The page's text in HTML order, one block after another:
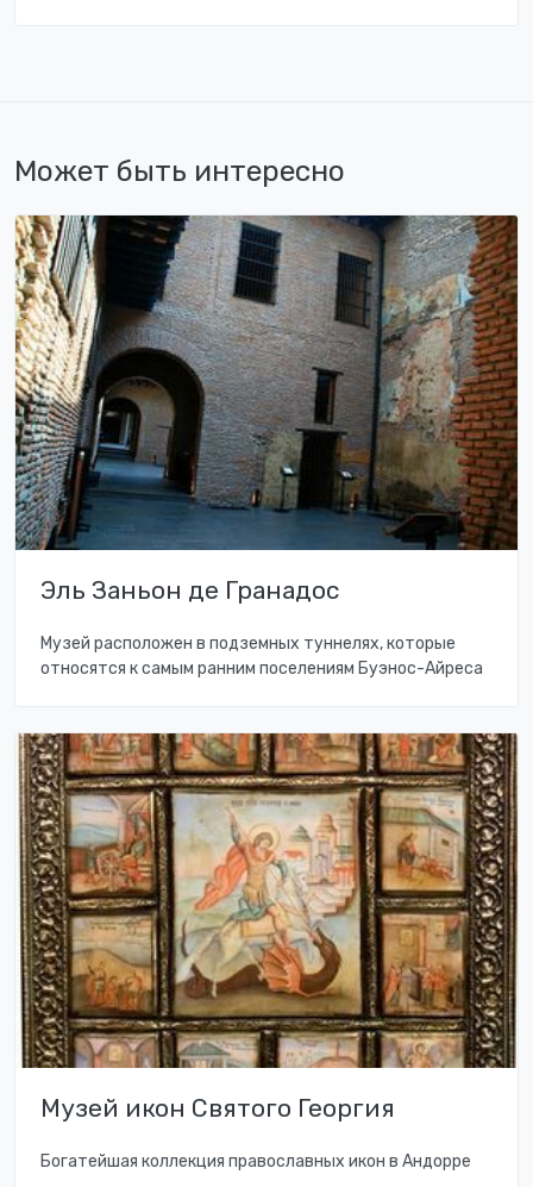
Может быть интересно
Эль Заньон де Гранадос
Музей расположен в подземных туннелях, которые
относятся к самым ранним поселениям Буэнос-Айреса
Музей икон Святого Георгия
Богатейшая коллекция православных икон в Андорре